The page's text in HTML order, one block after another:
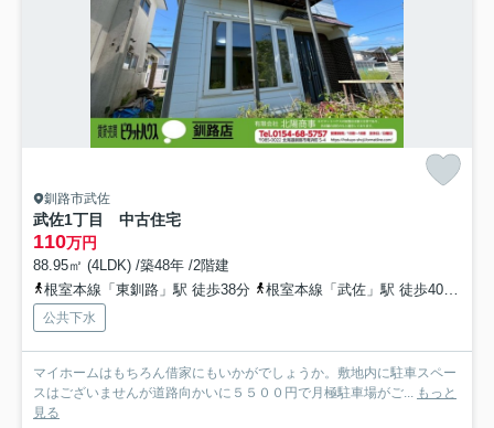
釧路市武佐
武佐1丁目 中古住宅
110万円
88.95㎡ (4LDK) /築48年 /2階建
根室本線「東釧路」駅 徒歩38分
根室本線「武佐」駅 徒歩40分
公共下水
マイホームはもちろん借家にもいかがでしょうか。敷地内に駐車スペー
スはございませんが道路向かいに５５００円で月極駐車場がご... もっと
見る